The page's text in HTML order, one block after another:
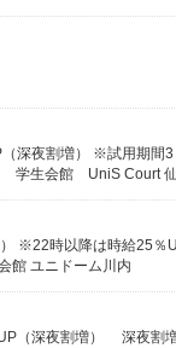
深夜割増） ※試用期間3
学生会館 UniS Court
※22時以降は時給25％
館 ユニドーム川内
（深夜割増） 深夜割増